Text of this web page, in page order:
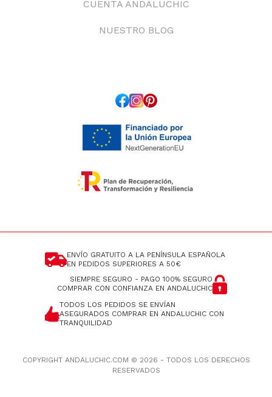
CUENTA ANDALUCHIC
NUESTRO BLOG
ENVÍO GRATUITO A LA PENÍNSULA ESPAÑOLA
EN PEDIDOS SUPERIORES A 50€
SIEMPRE SEGURO - PAGO 100% SEGURO
COMPRAR CON CONFIANZA EN ANDALUCHIC
TODOS LOS PEDIDOS SE ENVÍAN
ASEGURADOS COMPRAR EN ANDALUCHIC CON
TRANQUILIDAD
COPYRIGHT ANDALUCHIC.COM © 2026 - TODOS LOS DERECHOS
RESERVADOS